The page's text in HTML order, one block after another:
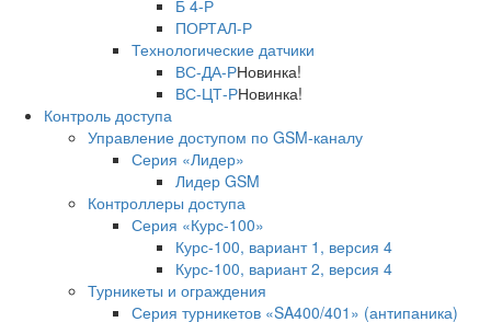
Б 4-Р
ПОРТАЛ-Р
Технологические датчики
ВС-ДА-РНовинка!
ВС-ЦТ-РНовинка!
Контроль доступа
Управление доступом по GSM-каналу
Серия «Лидер»
Лидер GSM
Контроллеры доступа
Серия «Курс-100»
Курс-100, вариант 1, версия 4
Курс-100, вариант 2, версия 4
Турникеты и ограждения
Серия турникетов «SA400/401» (антипаника)